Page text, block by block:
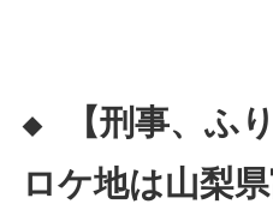
◆
【刑事、ふ
ロケ地は山梨